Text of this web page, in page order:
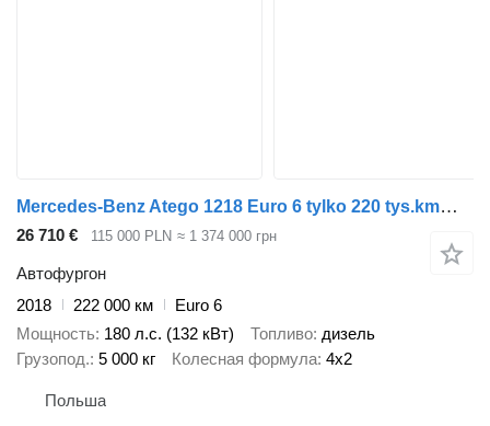
Mercedes-Benz Atego 1218 Euro 6 tylko 220 tys.km@ udokument. kontener 18 p
26 710 € 115 000 PLN ≈ 1 374 000 грн
Автофургон
2018
222 000 км
Euro 6
Мощность 180 л.с. (132 кВт) Топливо дизель
Грузопод. 5 000 кг Колесная формула 4x2
Польша